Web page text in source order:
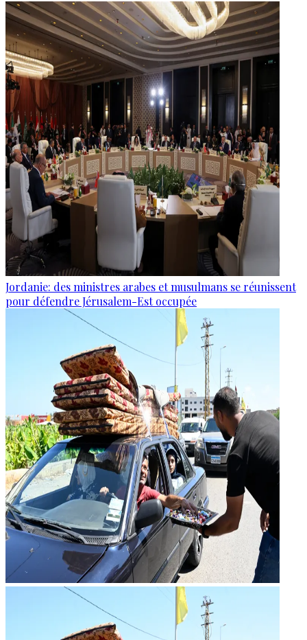
Jordanie: des ministres arabes et musulmans se réunissent
pour défendre Jérusalem-Est occupée